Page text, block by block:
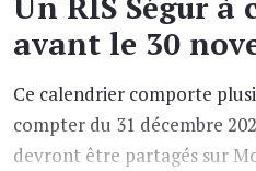
avant le 30
Ce calendrier comporte
compter du 31 décembre
devront être partagés sur